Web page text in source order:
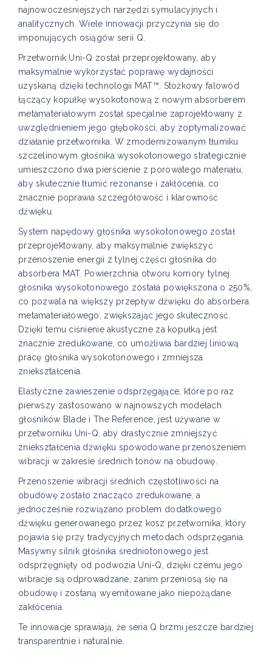
najnowocześniejszych narzędzi symulacyjnych i
analitycznych. Wiele innowacji przyczynia się do
imponujących osiągów serii Q.
Przetwornik Uni-Q został przeprojektowany, aby
maksymalnie wykorzystać poprawę wydajności
uzyskaną dzięki technologii MAT™. Stożkowy falowód
łączący kopułkę wysokotonową z nowym absorberem
metamateriałowym został specjalnie zaprojektowany z
uwzględnieniem jego głębokości, aby zoptymalizować
działanie przetwornika. W zmodernizowanym tłumiku
szczelinowym głośnika wysokotonowego strategicznie
umieszczono dwa pierścienie z porowatego materiału,
aby skutecznie tłumić rezonanse i zakłócenia, co
znacznie poprawia szczegółowość i klarowność
dźwięku.
System napędowy głośnika wysokotonowego został
przeprojektowany, aby maksymalnie zwiększyć
przenoszenie energii z tylnej części głośnika do
absorbera MAT. Powierzchnia otworu komory tylnej
głośnika wysokotonowego została powiększona o 250%,
co pozwala na większy przepływ dźwięku do absorbera
metamateriałowego, zwiększając jego skuteczność.
Dzięki temu ciśnienie akustyczne za kopułką jest
znacznie zredukowane, co umożliwia bardziej liniową
pracę głośnika wysokotonowego i zmniejsza
zniekształcenia.
Elastyczne zawieszenie odsprzęgające, które po raz
pierwszy zastosowano w najnowszych modelach
głośników Blade i The Reference, jest używane w
przetworniku Uni-Q, aby drastycznie zmniejszyć
zniekształcenia dźwięku spowodowane przenoszeniem
wibracji w zakresie średnich tonów na obudowę.
Przenoszenie wibracji średnich częstotliwości na
obudowę zostało znacząco zredukowane, a
jednocześnie rozwiązano problem dodatkowego
dźwięku generowanego przez kosz przetwornika, który
pojawia się przy tradycyjnych metodach odsprzęgania.
Masywny silnik głośnika średniotonowego jest
odsprzęgnięty od podwozia Uni-Q, dzięki czemu jego
wibracje są odprowadzane, zanim przeniosą się na
obudowę i zostaną wyemitowane jako niepożądane
zakłócenia.
Te innowacje sprawiają, że seria Q brzmi jeszcze bardziej
transparentnie i naturalnie.